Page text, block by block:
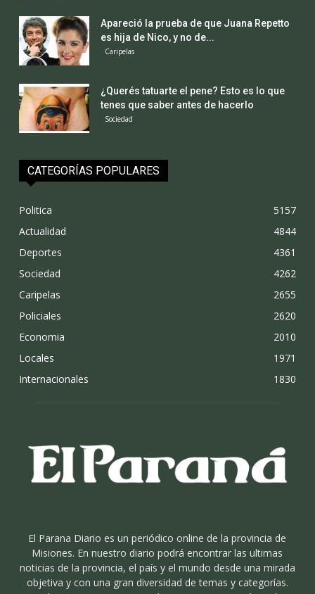
Apareció la prueba de que Juana Repetto
es hija de Nico, y no de...
Caripelas
¿Querés tatuarte el pene? Esto es lo que
tenes que saber antes de hacerlo
Sociedad
CATEGORÍAS POPULARES
Politica
5157
Actualidad
4844
Deportes
4361
Sociedad
4262
Caripelas
2655
Policiales
2620
Economia
2010
Locales
1971
Internacionales
1830
El Parana Diario es un periódico online de la provincia de
Misiones. En nuestro diario podrá encontrar las ultimas
noticias de la provincia, el país y el mundo desde una mirada
objetiva y con una gran diversidad de temas y categorías.